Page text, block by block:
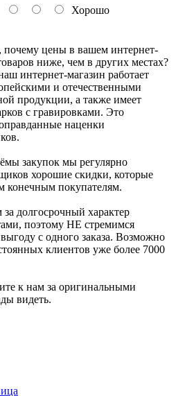
Хорошо
почему цены в вашем интернет-
ниже, чем в других местах?
интернет-магазин работает
и отечественными
продукции, а также имеет
с гравировками. Это
наценки
закупок мы регулярно
хорошие скидки, которые
конечным покупателям.
долгосрочный характер
поэтому НЕ стремимся
с одного заказа. Возможно
клиентов уже более 7000
к нам за оригинальными
видеть.